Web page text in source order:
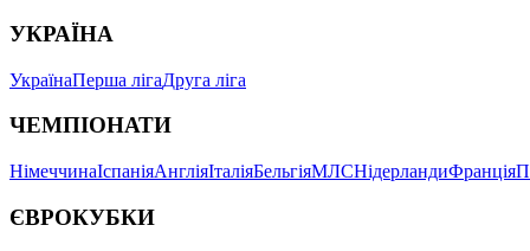
УКРАЇНА
УкраїнаПерша лігаДруга ліга
ЧЕМПІОНАТИ
НімеччинаІспаніяАнгліяІталіяБельгіяМЛСНідерландиФранція
ЄВРОКУБКИ